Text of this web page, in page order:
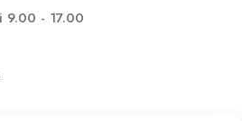
9.00 - 17.00